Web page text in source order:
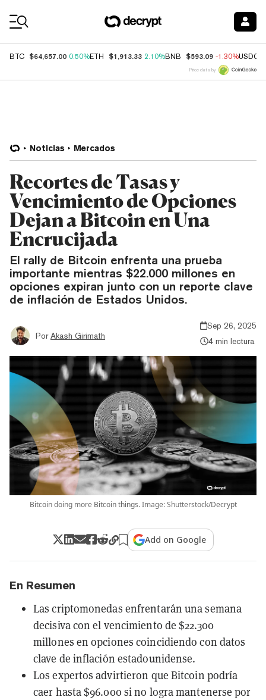
BTC $64,657.00 0.50%ETH $1,913.33 2.10%BNB $593.09 -1.30%USDC
Price data by
Noticias Mercados
Recortes de Tasas y
Vencimiento de Opciones
Dejan a Bitcoin en Una
Encrucijada
El rally de Bitcoin enfrenta una prueba
importante mientras $22.000 millones en
opciones expiran junto con un reporte clave
de inflación de Estados Unidos.
Por Akash Girimath
Sep 26, 2025
4 min lectura
Bitcoin doing more Bitcoin things. Image: Shutterstock/Decrypt
Add on Google
En Resumen
Las criptomonedas enfrentarán una semana
decisiva con el vencimiento de $22.300
millones en opciones coincidiendo con datos
clave de inflación estadounidense.
Los expertos advirtieron que Bitcoin podría
caer hasta $96.000 si no logra mantenerse por